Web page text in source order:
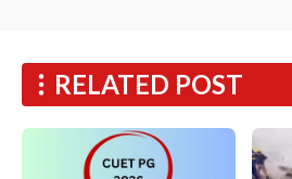
RELATED POST